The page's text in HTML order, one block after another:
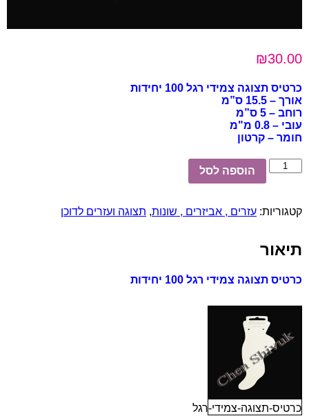
₪30.00
כרטיס תצוגה צמידי רגל 100 יחידות
אורך – 15.5 ס”מ
רוחב – 5 ס”מ
עובי – 0.8 מ"מ
חומר – קרטון
כמות
של
צמידי
יחידות
הוספה לסל
קטגוריות: עזרים , אביזרים , שונות, תצוגה ועזרים לדוכן
תיאור
כרטיס תצוגה צמידי רגל 100 יחידות
כרטיס-תצוגה-צמידי-רגל